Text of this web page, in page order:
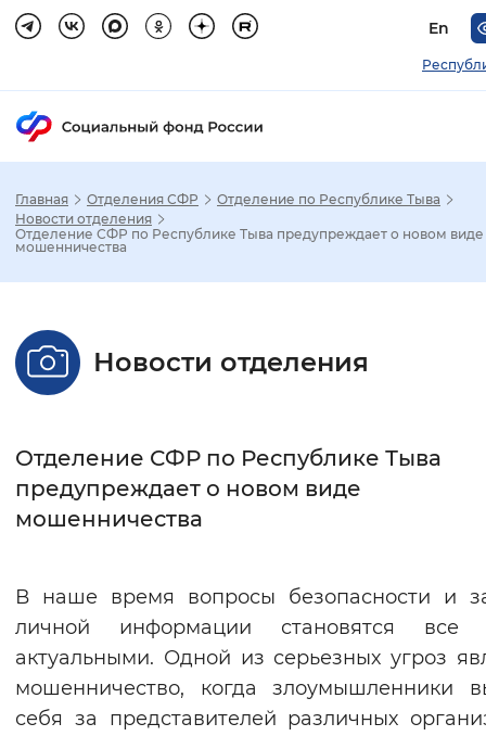
En
Стандартный Увеличенный
Без засечек С засечками
Интервал между буквами
Цвет сайта
Монохромный Инверсивный
Синий фон
Главная Отделения СФР
Отделение по Республике Тыва
Новости отделения
Отделение СФР по Республике Тыва предупреждает о новом виде
мошенничества
Новости отделения
Отделение СФР по Республике Тыва
предупреждает о новом виде
мошенничества
В наше время вопросы безопасности и
личной информации становятся все
актуальными. Одной из серьезных угроз
мошенничество, когда злоумышленники
себя за представителей различных